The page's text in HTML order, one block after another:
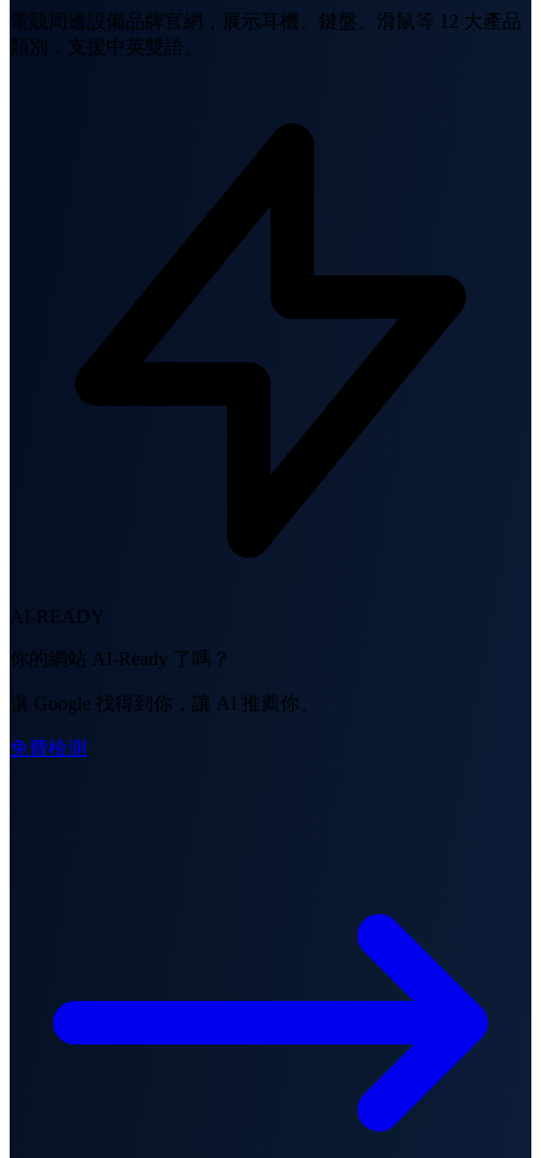
電競周邊設備品牌官網，展示耳機、鍵盤、滑鼠等 12 大產品
類別，支援中英雙語。
AI-READY
你的網站 AI-Ready 了嗎？
讓 Google 找得到你，讓 AI 推薦你。
免費檢測